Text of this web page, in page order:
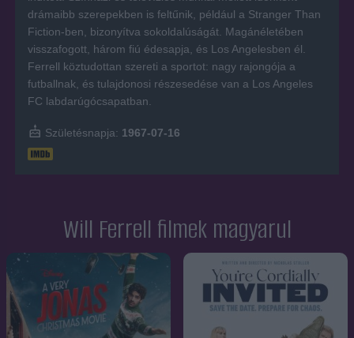
drámaibb szerepekben is feltűnik, például a Stranger Than
Fiction-ben, bizonyítva sokoldalúságát. Magánéletében
visszafogott, három fiú édesapja, és Los Angelesben él.
Ferrell köztudottan szereti a sportot: nagy rajongója a
futballnak, és tulajdonosi részesedése van a Los Angeles
FC labdarúgócsapatban.
Születésnapja: 1967-07-16
Will Ferrell filmek magyarul